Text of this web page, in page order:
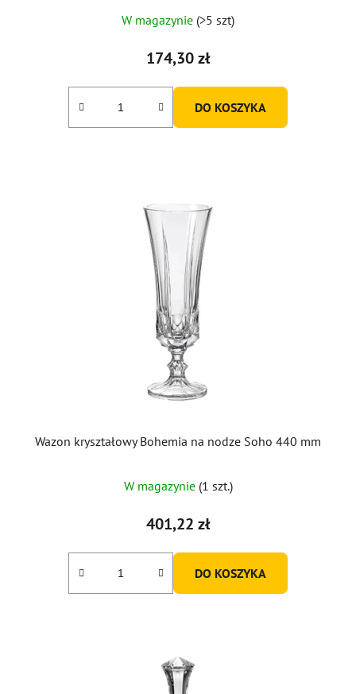
W magazynie (>5 szt)
174,30 zł
DO KOSZYKA
Wazon kryształowy Bohemia na nodze Soho 440 mm
W magazynie (1 szt.)
401,22 zł
DO KOSZYKA